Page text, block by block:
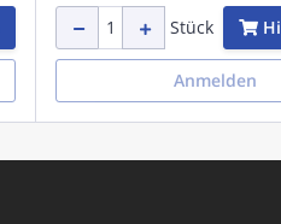
Stück
Anmelden